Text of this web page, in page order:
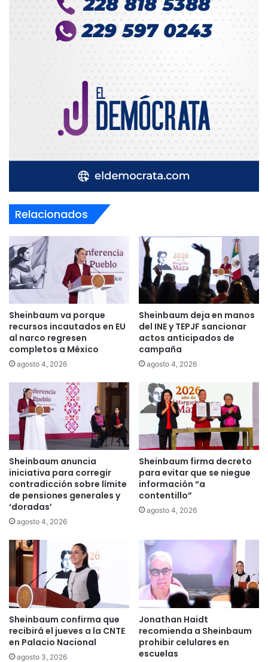
Relacionados
Sheinbaum va porque
recursos incautados en EU
al narco regresen
completos a México
agosto 4, 2026
Sheinbaum deja en manos
del INE y TEPJF sancionar
actos anticipados de
campaña
agosto 4, 2026
Sheinbaum anuncia
iniciativa para corregir
contradicción sobre límite
de pensiones generales y
‘doradas’
agosto 4, 2026
Sheinbaum firma decreto
para evitar que se niegue
información “a
contentillo”
agosto 4, 2026
Sheinbaum confirma que
recibirá el jueves a la CNTE
en Palacio Nacional
agosto 3, 2026
Jonathan Haidt
recomienda a Sheinbaum
prohibir celulares en
escuelas